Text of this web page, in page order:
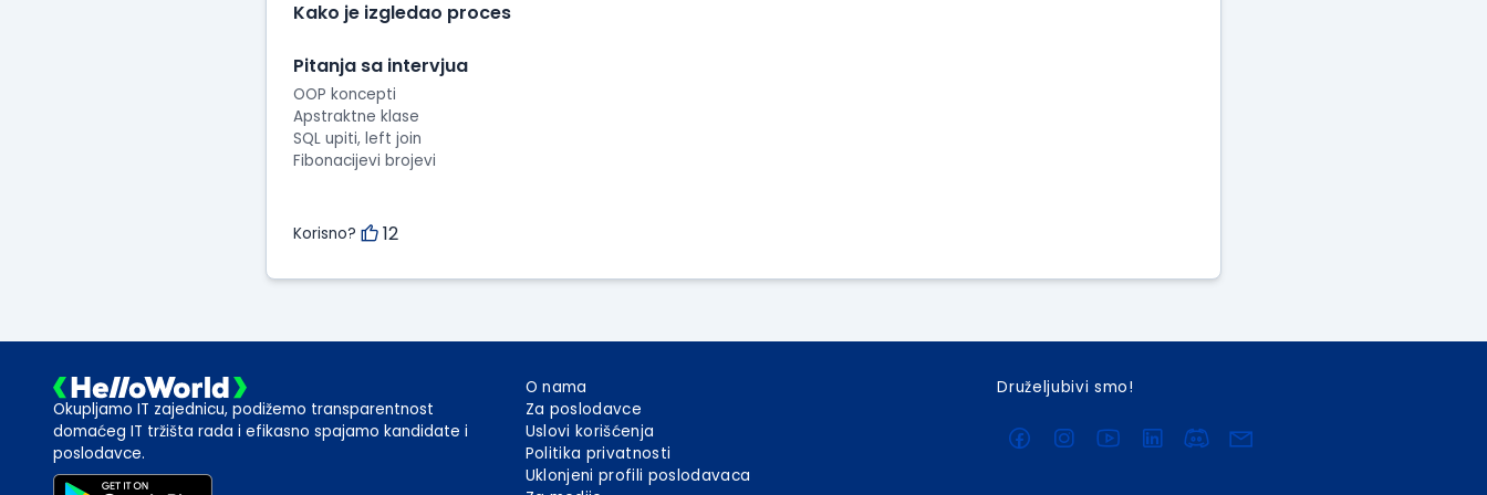
Kako je izgledao proces
Pitanja sa intervjua
OOP koncepti
Apstraktne klase
SQL upiti, left join
Fibonacijevi brojevi
Korisno? 12
Okupljamo IT zajednicu, podižemo transparentnost
domaćeg IT tržišta rada i efikasno spajamo kandidate i
poslodavce.
O nama
Za poslodavce
Uslovi korišćenja
Politika privatnosti
Uklonjeni profili poslodavaca
Druželjubivi smo!